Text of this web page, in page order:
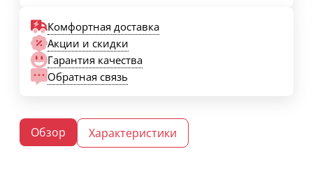
Комфортная доставка
Акции и скидки
Гарантия качества
Обратная связь
Обзор Характеристики